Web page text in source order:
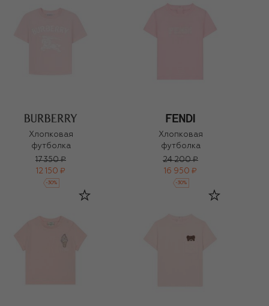
Хлопковая
футболка
17 350 ₽
12 150 ₽
-30%
Хлопковая
футболка
24 200 ₽
16 950 ₽
-30%